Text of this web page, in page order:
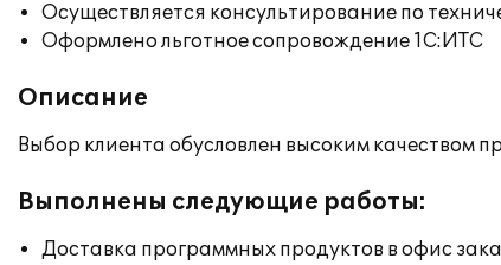
Осуществляется консультирование по
Оформлено льготное сопровождение 1С:ИТС
Описание
Выбор клиента обусловлен высоким качеством
Выполнены следующие работы:
Доставка программных продуктов в офис